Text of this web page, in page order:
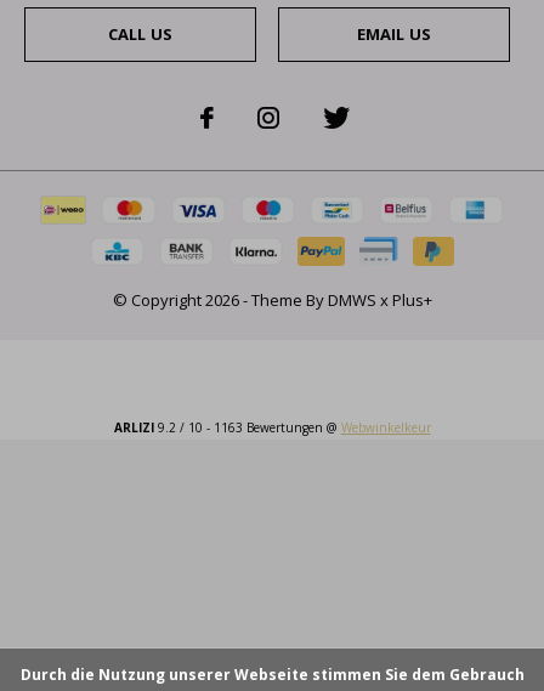
CALL US EMAIL US
© Copyright2026- Theme ByDMWS xPlus+
ARLIZI9.2/ 10 - 1163 Bewertungen @ Webwinkelkeur
Durch die Nutzung unserer Webseite stimmen Sie dem Gebrauch